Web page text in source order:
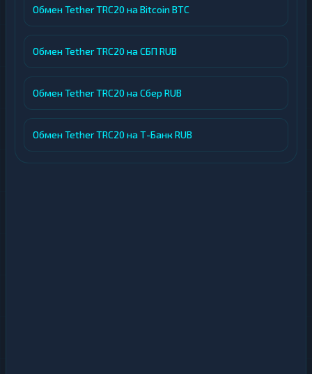
Обмен Tether TRC20 на Bitcoin BTC
Обмен Tether TRC20 на СБП RUB
Обмен Tether TRC20 на Сбер RUB
Обмен Tether TRC20 на Т-Банк RUB